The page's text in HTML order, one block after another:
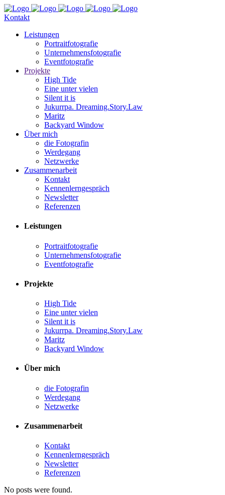
Kontakt
Leis­tun­gen
Por­trait­fo­to­gra­fie
Unter­neh­mens­fo­to­gra­fie
Event­fo­to­gra­fie
Pro­jek­te
High Tide
Eine unter vielen
Silent it is
Jukurr­pa. Dreaming.Story.Law
Maritz
Back­yard Window
Über mich
die Foto­gra­fin
Wer­de­gang
Netz­wer­ke
Zusam­men­ar­beit
Kon­takt
Ken­nen­lern­ge­spräch
News­let­ter
Refe­ren­zen
Leis­tun­gen
Por­trait­fo­to­gra­fie
Unter­neh­mens­fo­to­gra­fie
Event­fo­to­gra­fie
Pro­jek­te
High Tide
Eine unter vielen
Silent it is
Jukurr­pa. Dreaming.Story.Law
Maritz
Back­yard Window
Über mich
die Foto­gra­fin
Wer­de­gang
Netz­wer­ke
Zusam­men­ar­beit
Kon­takt
Ken­nen­lern­ge­spräch
News­let­ter
Refe­ren­zen
No posts were found.